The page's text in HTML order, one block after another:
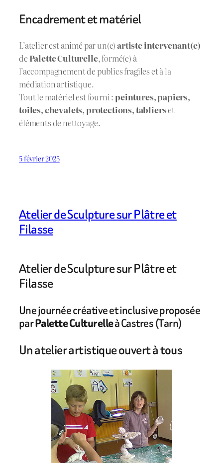
Encadrement et matériel
L’atelier est animé par un(e)artiste intervenant(e)
de Palette Culturelle, formé(e) à
l’accompagnement de publics fragiles et à la
médiation artistique.
Tout le matériel est fourni :peintures, papiers,
toiles, chevalets, protections, tablierset
éléments de nettoyage.
5 février 2025
Atelier de Sculpture sur Plâtre et
Filasse
Atelier de Sculpture sur Plâtre et
Filasse
Une journée créative et inclusive proposée
parPalette Culturelleà Castres (Tarn)
Un atelier artistique ouvert à tous